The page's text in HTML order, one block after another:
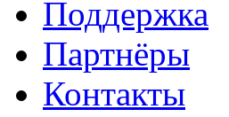
Поддержка
Партнёры
Контакты